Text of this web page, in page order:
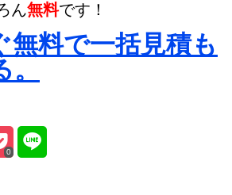
ん無料です！
料で一括見積も
0